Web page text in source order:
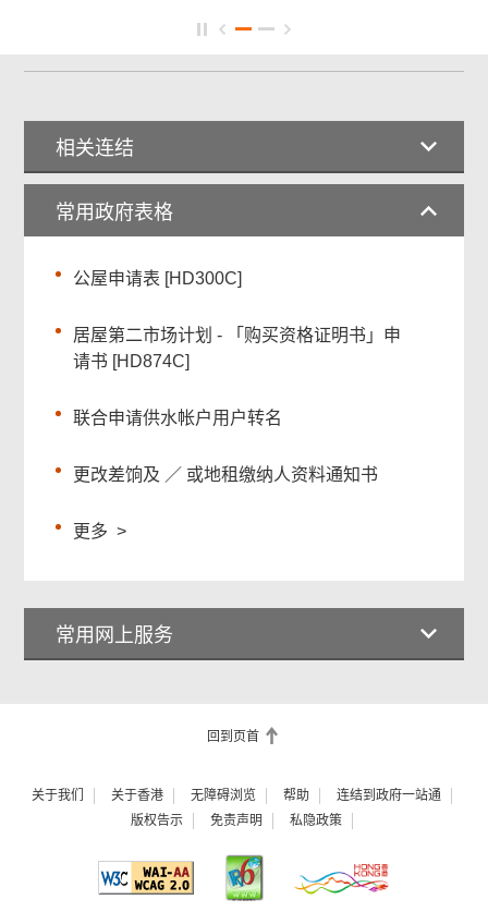
相关连结
常用政府表格
公屋申请表 [HD300C]
居屋第二市场计划 - 「购买资格证明书」申
请书 [HD874C]
联合申请供水帐户用户转名
更改差饷及 ／ 或地租缴纳人资料通知书
更多 >
常用网上服务
回到页首
关于我们 关于香港 无障碍浏览 帮助
连结到政府一站通
版权告示
免责声明 私隐政策